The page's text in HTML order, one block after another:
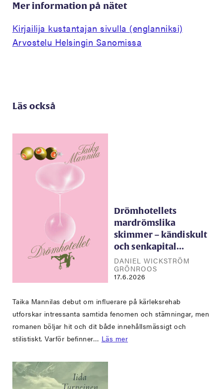
Mer information på nätet
Kirjailija kustantajan sivulla (englanniksi)
Arvostelu Helsingin Sanomissa
Läs också
Drömhotellets
mardrömslika
skimmer – kändiskult
och senkapital…
DANIEL WICKSTRÖM
GRÖNROOS
17.6.2026
Taika Mannilas debut om influerare på kärleksrehab
utforskar intressanta samtida fenomen och stämningar, men
romanen böljar hit och dit både innehållsmässigt och
stilistiskt. Varför befinner… Läs mer